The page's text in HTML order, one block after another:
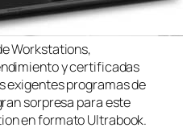
Workstations,
y certificadas
exigentes programas de
sorpresa para este
en formato Ultrabook.